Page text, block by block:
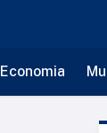
Economia